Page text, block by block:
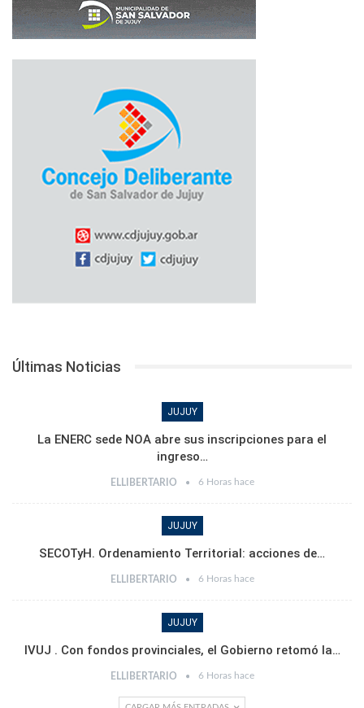
Últimas Noticias
JUJUY
La ENERC sede NOA abre sus inscripciones para el
ingreso…
ELLIBERTARIO 6 Horas hace
JUJUY
SECOTyH. Ordenamiento Territorial: acciones de…
ELLIBERTARIO 6 Horas hace
JUJUY
IVUJ . Con fondos provinciales, el Gobierno retomó la…
ELLIBERTARIO 6 Horas hace